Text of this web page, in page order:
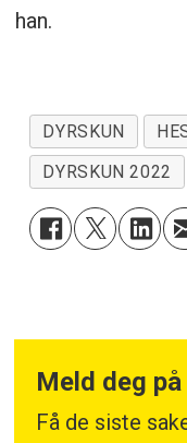
han.
DYRSKUN
DYRSKUN 2022
Meld deg
Få de siste